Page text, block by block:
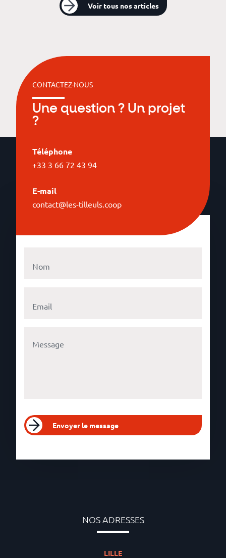
Voir tous nos articles
CONTACTEZ-NOUS
Une question ? Un projet
?
Téléphone
+33 3 66 72 43 94
E-mail
contact@les-tilleuls.coop
Envoyer le message
NOS ADRESSES
LILLE